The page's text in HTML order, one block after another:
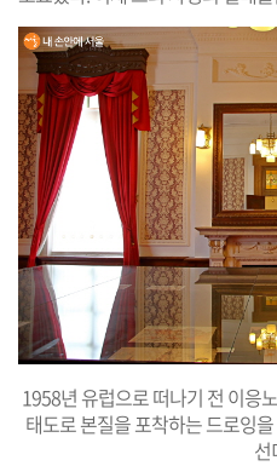
1958년 유럽으로 떠나기 전 이응
태도로 본질을 포착하는 드로잉
선